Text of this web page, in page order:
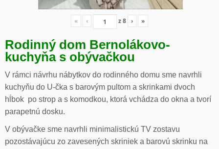
« ‹ z8 › »
Rodinný dom Bernolákovo-
kuchyňa s obývačkou
V rámci návrhu nábytkov do rodinného domu sme navrhli
kuchyňu do U-čka s barovým pultom a skrinkami dvoch
hĺbok po strop a s komodkou, ktorá vchádza do okna a tvorí
parapetnú dosku.
V obývačke sme navrhli minimalistickú TV zostavu
pozostávajúcu zo zavesených skriniek a barovú skrinku na